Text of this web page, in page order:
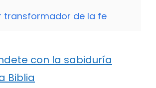
transformador de la fe
con la sabiduría
Biblia